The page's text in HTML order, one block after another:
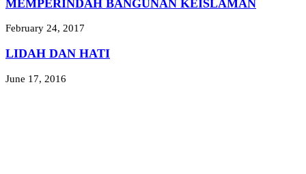
MEMPERINDAH BANGUNAN KEISLAMAN
February 24, 2017
LIDAH DAN HATI
June 17, 2016